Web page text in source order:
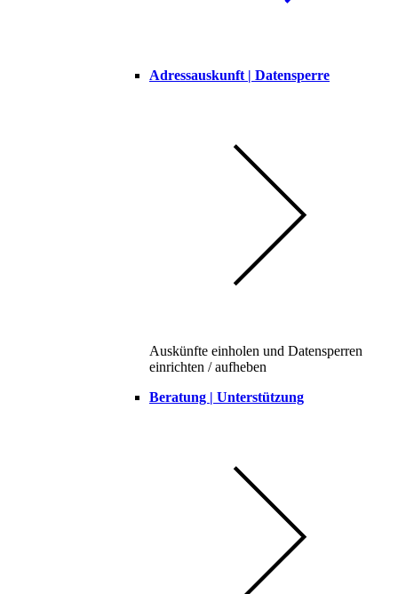
Adressauskunft | Datensperre
Auskünfte einholen und Datensperren
einrichten / aufheben
Beratung | Unterstützung